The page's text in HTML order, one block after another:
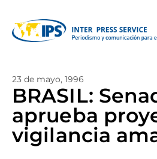
23 de mayo, 1996
BRASIL:
aprueba
vigilancia